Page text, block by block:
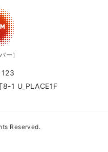
ー］
1 U_PLACE1F
Reserved.